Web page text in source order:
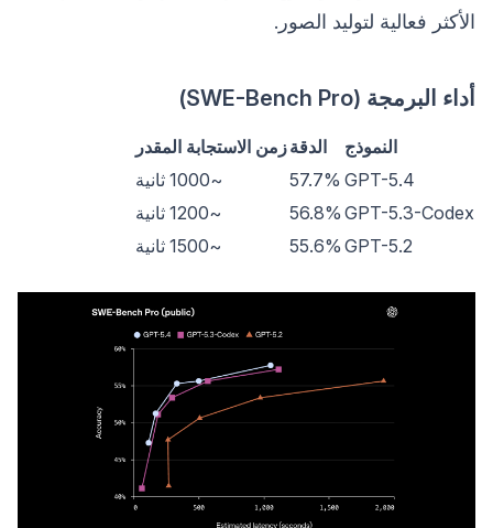
الأكثر فعالية لتوليد الصور.
أداء البرمجة (SWE-Bench Pro)
النموذج الدقةزمن الاستجابة المقدر
GPT-5.4
57.7%
~1000 ثانية
GPT-5.3-Codex
56.8%
~1200 ثانية
GPT-5.2
55.6% ~1500 ثانية